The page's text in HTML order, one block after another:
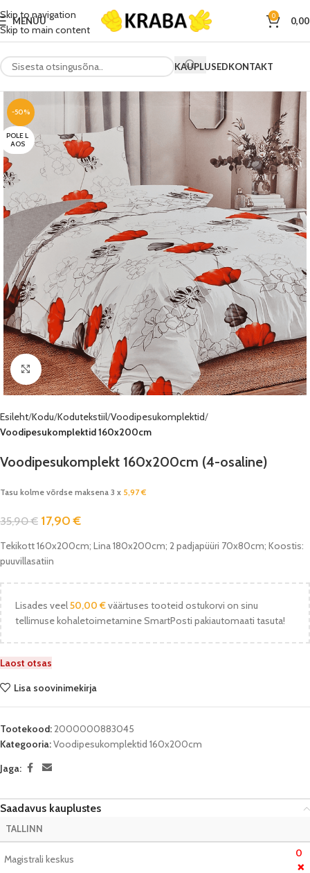
Skip to navigation
Skip to main content
MENÜÜ 0
KAUPLUSEDKONTAKT
-50%
POLE L
AOS
Vaata pilti
Esileht Kodu Kodutekstiil Voodipesukomplektid
Voodipesukomplektid 160x200cm
Voodipesukomplekt 160x200cm (4-osaline)
Tasu kolme võrdse maksena 3 x 5,97€
35,90€ 17,90€
Tekikott 160x200cm; Lina 180x200cm; 2 padjapüüri 70x80cm; Koostis:
puuvillasatiin
Lisades veel50,00 €väärtuses tooteid ostukorvi on sinu
tellimuse kohaletoimetamine SmartPosti pakiautomaati tasuta!
Laost otsas
Lisa soovinimekirja
Tootekood:2000000883045
Kategooria:Voodipesukomplektid 160x200cm
Jaga:
Saadavus kauplustes
TALLINN
Magistrali keskus 0
❌